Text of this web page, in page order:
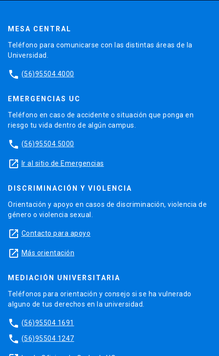
MESA CENTRAL
Teléfono para comunicarse con las distintas áreas de la
Universidad.
phone (56)95504 4000
EMERGENCIAS UC
Teléfono en caso de accidente o situación que ponga en
riesgo tu vida dentro de algún campus.
phone (56)95504 5000
launch Ir al sitio de Emergencias
DISCRIMINACIÓN Y VIOLENCIA
Orientación y apoyo en casos de discriminación, violencia de
género o violencia sexual.
launch Contacto para apoyo
launch Más orientación
MEDIACIÓN UNIVERSITARIA
Teléfonos para orientación y consejo si se ha vulnerado
alguno de tus derechos en la universidad.
phone (56)95504 1691
phone (56)95504 1247